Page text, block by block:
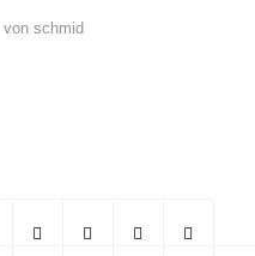
von schmid